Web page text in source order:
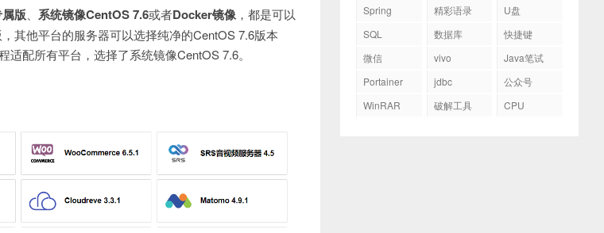
版 系统镜像CentOS 7.6或者Docker镜像 ，都是可以
其他平台的服务器可以选择纯净的CentOS 7.6版本
适配所有平台，选择了系统镜像CentOS 7.6。
Spring
精彩语录
U盘
SQL
数据库
快捷键
微信
vivo
Java笔试
Portainer
jdbc
公众号
WinRAR
破解工具 CPU